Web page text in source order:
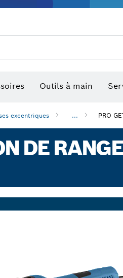
Outils à main
excentriques ... PRO
DE